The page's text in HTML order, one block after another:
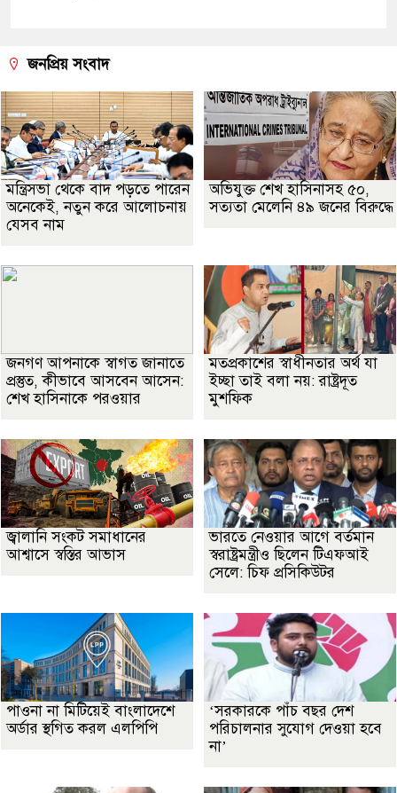
জনপ্রিয় সংবাদ
মন্ত্রিসভা থেকে বাদ পড়তে পারেন
অনেকেই, নতুন করে আলোচনায়
যেসব নাম
অভিযুক্ত শেখ হাসিনাসহ ৫০,
সত্যতা মেলেনি ৪৯ জনের বিরুদ্ধে
জনগণ আপনাকে স্বাগত জানাতে
প্রস্তুত, কীভাবে আসবেন আসেন:
শেখ হাসিনাকে পরওয়ার
মতপ্রকাশের স্বাধীনতার অর্থ যা
ইচ্ছা তাই বলা নয়: রাষ্ট্রদূত
মুশফিক
জ্বালানি সংকট সমাধানের
আশ্বাসে স্বস্তির আভাস
ভারতে নেওয়ার আগে বর্তমান
স্বরাষ্ট্রমন্ত্রীও ছিলেন টিএফআই
সেলে: চিফ প্রসিকিউটর
পাওনা না মিটিয়েই বাংলাদেশে
অর্ডার স্থগিত করল এলপিপি
‘সরকারকে পাঁচ বছর দেশ
পরিচালনার সুযোগ দেওয়া হবে
না’